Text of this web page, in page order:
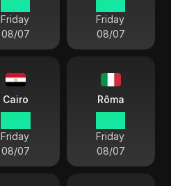
Friday
08/07
Friday
08/07
Cairo
Friday
08/07
Rôma
Friday
08/07